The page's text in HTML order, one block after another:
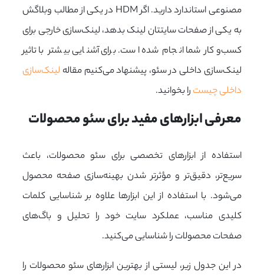
مصنوعی استاندارد دارید. اگر HDM در یکی از مطالب وبلاگش
به یکی از صفحات سایتتان لینک بدهد، لینک‌سازی خارجی برای
کسب‌وکار شما انجام شده است. برای آشنایی بیشتر با تاثیر
لینک‌سازی داخلی در سئو، پیشنهاد می‌کنیم مقاله لینک‌سازی
داخلی چیست را بخوانید.
معرفی ابزارهای مفید برای سئو محصولات
استفاده از ابزارهای تخصصی برای سئو محصولات، باعث
سریع‌تر، دقیق‌تر و مؤثرتر شدن بهینه‌سازی صفحه محصول
می‌شود. با استفاده از این ابزارها علاوه بر شناسایی کلمات
کلیدی مناسب، عملکرد سایت خود را تحلیل و باگ‌های
صفحات محصولات را شناسایی می‌کنید.
در این جدول زیر، لیستی از بهترین ابزارهای سئو محصولات را